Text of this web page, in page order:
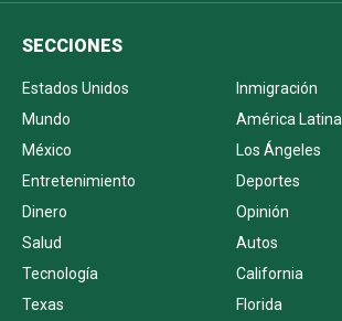
SECCIONES
Estados Unidos
Inmigración
Mundo
América Latina
México
Los Ángeles
Entretenimiento
Deportes
Dinero
Opinión
Salud
Autos
Tecnología
California
Texas
Florida